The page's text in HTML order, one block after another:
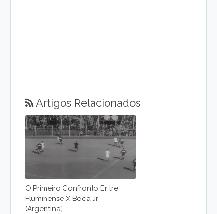
Artigos Relacionados
O Primeiro Confronto Entre
Fluminense X Boca Jr
(Argentina)